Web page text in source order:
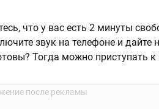
что у вас есть 2 минуты
звук на телефоне и дайте
Тогда можно приступать к